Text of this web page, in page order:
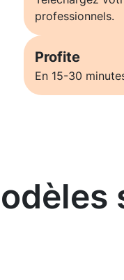
professionnels.
Profite
En 15-30